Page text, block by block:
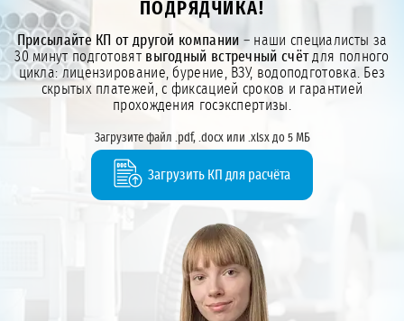
ПОДРЯДЧИКА!
Присылайте КП от другой компании – наши специалисты за
30 минут подготовят выгодный встречный счётдля полного
цикла: лицензирование, бурение, ВЗУ, водоподготовка. Без
скрытых платежей, с фиксацией сроков и гарантией
прохождения госэкспертизы.
Загрузите файл .pdf, .docx или .xlsx до 5 МБ
Загрузить КП для расчёта